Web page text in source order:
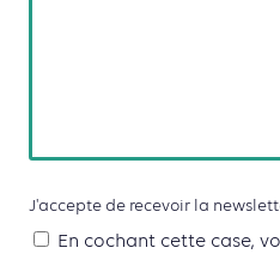
J'accepte de recevoir la
En cochant cette case,